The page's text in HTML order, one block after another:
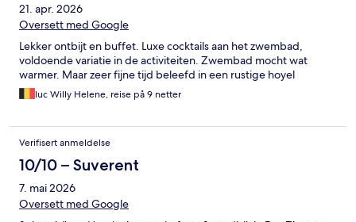
21. apr. 2026
Oversett med Google
Lekker ontbijt en buffet. Luxe cocktails aan het zwembad,
voldoende variatie in de activiteiten. Zwembad mocht wat
warmer. Maar zeer fijne tijd beleefd in een rustige hoyel
luc Willy Helene, reise på 9 netter
Verifisert anmeldelse
10/10 – Suverent
7. mai 2026
Oversett med Google